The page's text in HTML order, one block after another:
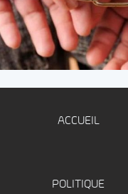
ACCUEIL
POLITIQUE